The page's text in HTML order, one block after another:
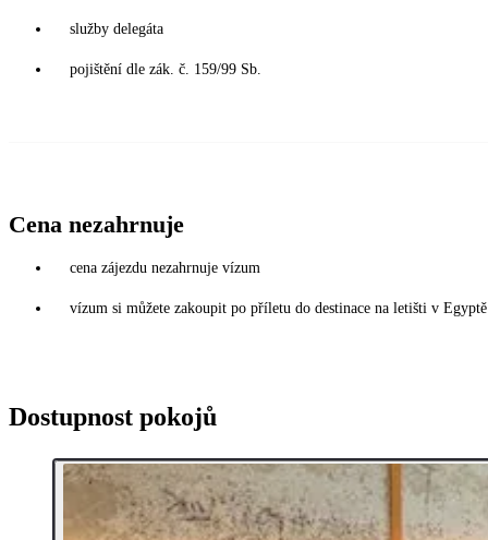
služby delegáta
pojištění dle zák. č. 159/99 Sb.
Cena nezahrnuje
cena zájezdu nezahrnuje vízum
vízum si můžete zakoupit po příletu do destinace na letišti v
Dostupnost pokojů